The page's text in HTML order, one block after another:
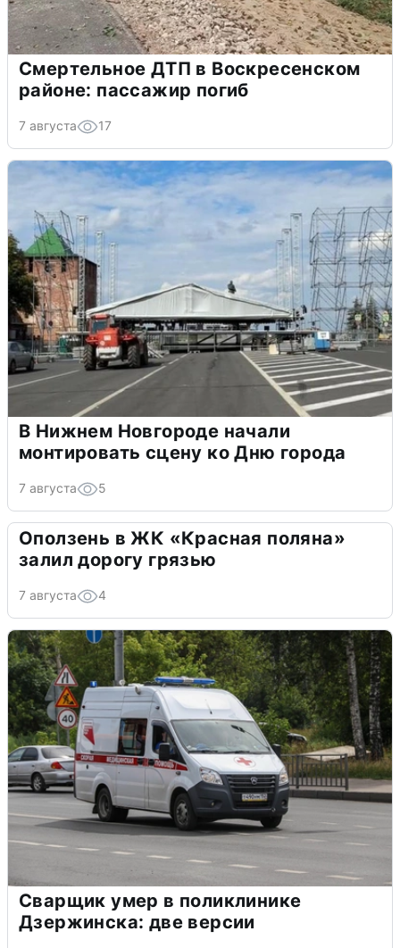
Смертельное ДТП в Воскресенском
районе: пассажир погиб
7 августа 17
В Нижнем Новгороде начали
монтировать сцену ко Дню города
7 августа 5
Оползень в ЖК «Красная поляна»
залил дорогу грязью
7 августа 4
Сварщик умер в поликлинике
Дзержинска: две версии